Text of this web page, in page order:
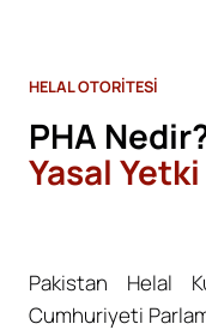
HELAL OTORİTESİ
PHA
Yasal
Pakistan Helal
Cumhuriyeti